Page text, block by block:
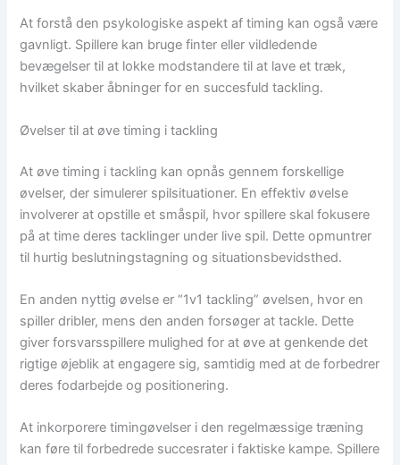
At forstå den psykologiske aspekt af timing kan også være
gavnligt. Spillere kan bruge finter eller vildledende
bevægelser til at lokke modstandere til at lave et træk,
hvilket skaber åbninger for en succesfuld tackling.
Øvelser til at øve timing i tackling
At øve timing i tackling kan opnås gennem forskellige
øvelser, der simulerer spilsituationer. En effektiv øvelse
involverer at opstille et småspil, hvor spillere skal fokusere
på at time deres tacklinger under live spil. Dette opmuntrer
til hurtig beslutningstagning og situationsbevidsthed.
En anden nyttig øvelse er “1v1 tackling” øvelsen, hvor en
spiller dribler, mens den anden forsøger at tackle. Dette
giver forsvarsspillere mulighed for at øve at genkende det
rigtige øjeblik at engagere sig, samtidig med at de forbedrer
deres fodarbejde og positionering.
At inkorporere timingøvelser i den regelmæssige træning
kan føre til forbedrede succesrater i faktiske kampe. Spillere